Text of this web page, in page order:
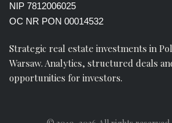
NIP 7812006025
OC NR PON 00014532
Strategic real estate investments in
Warsaw. Analytics, structured deals
opportunities for investors.